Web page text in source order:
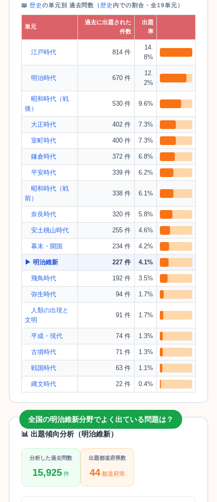
📖 歴史 の単元別 過去問数（ 歴史 内での割合・全19単元）
単元
過去に出題された
件数
出題
率
江戸時代 814 件
14.
8%
明治時代 670 件
12.
2%
昭和時代（戦
後）
530 件 9.6%
大正時代 402 件 7.3%
室町時代 400 件 7.3%
鎌倉時代 372 件 6.8%
平安時代 339 件 6.2%
昭和時代（戦
前）
338 件 6.1%
奈良時代 320 件 5.8%
安土桃山時代 255 件 4.6%
幕末・開国 234 件 4.2%
▶ 明治維新 227 件 4.1%
飛鳥時代 192 件 3.5%
弥生時代 94 件 1.7%
人類の出現と
文明
91 件 1.7%
平成・現代 74 件 1.3%
古墳時代 71 件 1.3%
戦国時代 63 件 1.1%
縄文時代 22 件 0.4%
全国の明治維新分野でよく出ている問題は？
📊 出題傾向分析（明治維新）
分析した過去問数
15,925件
出題都道府県数
44都道府県